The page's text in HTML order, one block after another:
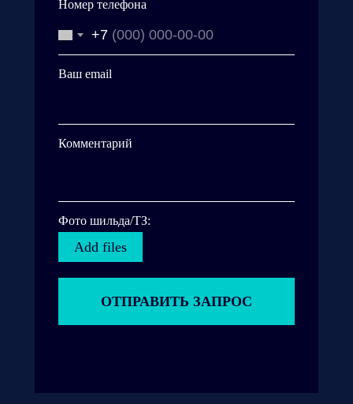
Номер телефона
+7
Ваш email
Комментарий
Фото шильда/ТЗ:
Add files
ОТПРАВИТЬ ЗАПРОС